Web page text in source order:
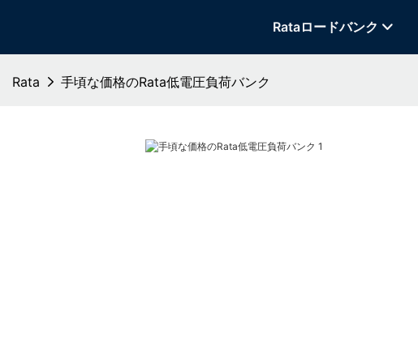
Rataロードバンク
Rata 手頃な価格のRata低電圧負荷バンク